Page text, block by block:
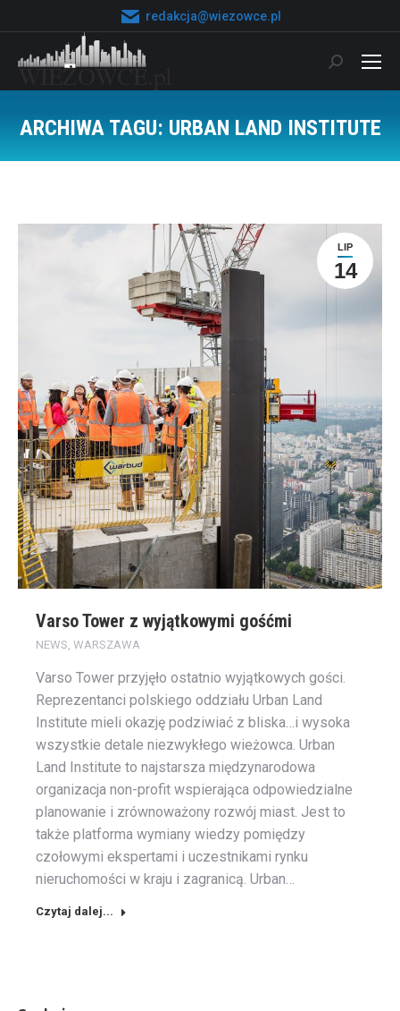
redakcja@wiezowce.pl
Szukaj:
ARCHIWA TAGU: URBAN LAND INSTITUTE
LIP
14
Varso Tower z wyjątkowymi gośćmi
NEWS, WARSZAWA
Varso Tower przyjęło ostatnio wyjątkowych gości.
Reprezentanci polskiego oddziału Urban Land
Institute mieli okazję podziwiać z bliska…i wysoka
wszystkie detale niezwykłego wieżowca. Urban
Land Institute to najstarsza międzynarodowa
organizacja non-profit wspierająca odpowiedzialne
planowanie i zrównoważony rozwój miast. Jest to
także platforma wymiany wiedzy pomiędzy
czołowymi ekspertami i uczestnikami rynku
nieruchomości w kraju i zagranicą. Urban…
Czytaj dalej...